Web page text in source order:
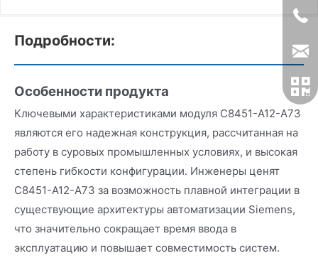
Подробности:
Особенности продукта
Ключевыми характеристиками модуля C8451-A12-A73
являются его надежная конструкция, рассчитанная на
работу в суровых промышленных условиях, и высокая
степень гибкости конфигурации. Инженеры ценят
C8451-A12-A73 за возможность плавной интеграции в
существующие архитектуры автоматизации Siemens,
что значительно сокращает время ввода в
эксплуатацию и повышает совместимость систем.